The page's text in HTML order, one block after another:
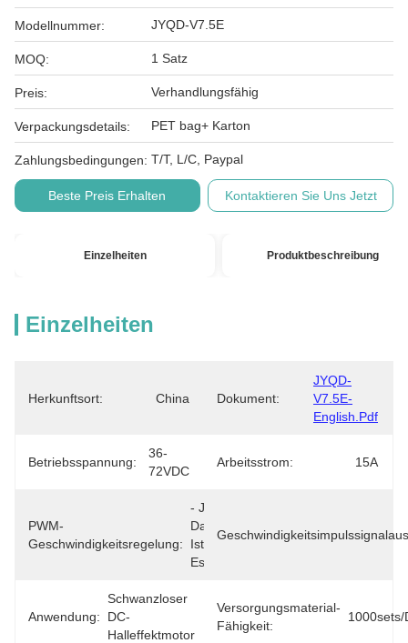
Modellnummer: JYQD-V7.5E
MOQ: 1 Satz
Preis: Verhandlungsfähig
Verpackungsdetails: PET bag+ Karton
Zahlungsbedingungen: T/T, L/C, Paypal
Beste Preis Erhalten Kontaktieren Sie Uns Jetzt
Einzelheiten Produktbeschreibung
Einzelheiten
Herkunftsort: China Dokument:
JYQD-
V7.5E-
English.pdf
Betriebsspannung:
36-
72VDC
Arbeitsstrom: 15A
PWM-
Geschwindigkeitsregelung:
- Ja,
Das
Ist
Es.
Anwendung:
Schwanzloser
DC-
Halleffektmotor
Versorgungsmaterial-
Fähigkeit: